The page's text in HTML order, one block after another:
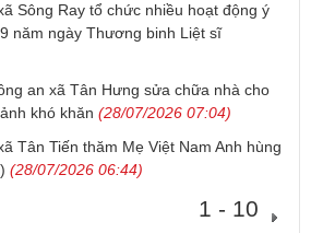
Sông Ray tổ chức nhiều hoạt động ý
năm ngày Thương binh Liệt sĩ
an xã Tân Hưng sửa chữa nhà cho
khó khăn (28/07/2026 07:04)
Tân Tiến thăm Mẹ Việt Nam Anh hùng
(28/07/2026 06:44)
1 - 10